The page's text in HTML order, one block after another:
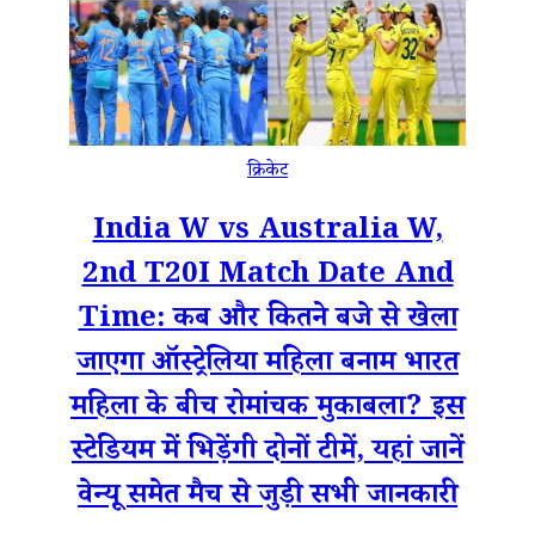
क्रिकेट
India W vs Australia W,
2nd T20I Match Date And
Time: कब और कितने बजे से खेला
जाएगा ऑस्ट्रेलिया महिला बनाम भारत
महिला के बीच रोमांचक मुकाबला? इस
स्टेडियम में भिड़ेंगी दोनों टीमें, यहां जानें
वेन्यू समेत मैच से जुड़ी सभी जानकारी